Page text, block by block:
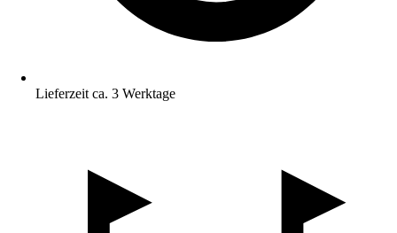
Lieferzeit ca. 3 Werktage